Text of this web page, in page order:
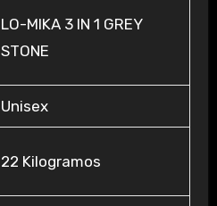
‎LO-MIKA 3 IN 1 GREY
STONE
‎Unisex
‎22 Kilogramos